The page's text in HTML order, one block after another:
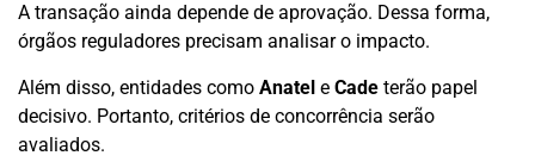
A transação ainda depende de aprovação. Dessa forma,
órgãos reguladores precisam analisar o impacto.
Além disso, entidades como Anatel e Cade terão papel
decisivo. Portanto, critérios de concorrência serão
avaliados.